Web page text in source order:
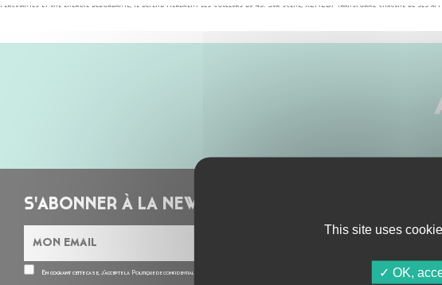
percutantes et une énergie débordante, il défend fièrement les couleurs du 45. Sur scène, KENEDY transforme chacune de ses
S'ABONNER À LA NEWSLETTER
En cochant cette case, j’accepte la Politique de confidentialité
This site uses
OK,